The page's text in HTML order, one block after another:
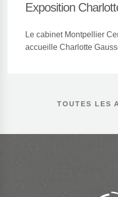
Exposition
Le cabinet Montpellier
accueille Charlotte
TOUTES LES